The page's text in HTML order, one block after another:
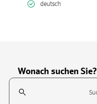
deutsch
Wonach suchen Sie?
Suchfeld